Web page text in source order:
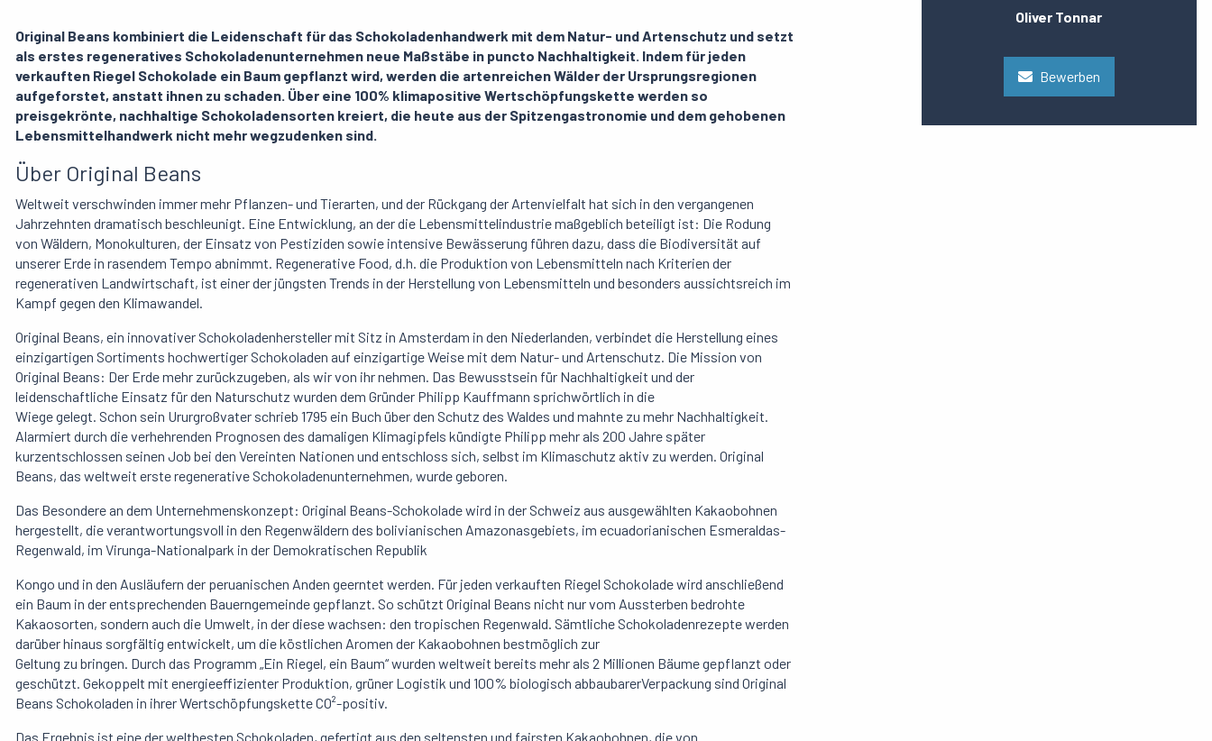
Original Beans kombiniert die Leidenschaft für das Schokoladenhandwerk mit dem Natur- und Artenschutz und setzt
als erstes regeneratives Schokoladenunternehmen neue Maßstäbe in puncto Nachhaltigkeit. Indem für jeden
verkauften Riegel Schokolade ein Baum gepflanzt wird, werden die artenreichen Wälder der Ursprungsregionen
aufgeforstet, anstatt ihnen zu schaden. Über eine 100% klimapositive Wertschöpfungskette werden so
preisgekrönte, nachhaltige Schokoladensorten kreiert, die heute aus der Spitzengastronomie und dem gehobenen
Lebensmittelhandwerk nicht mehr wegzudenken sind.
Über Original Beans
Weltweit verschwinden immer mehr Pflanzen- und Tierarten, und der Rückgang der Artenvielfalt hat sich in den vergangenen
Jahrzehnten dramatisch beschleunigt. Eine Entwicklung, an der die Lebensmittelindustrie maßgeblich beteiligt ist: Die Rodung
von Wäldern, Monokulturen, der Einsatz von Pestiziden sowie intensive Bewässerung führen dazu, dass die Biodiversität auf
unserer Erde in rasendem Tempo abnimmt. Regenerative Food, d.h. die Produktion von Lebensmitteln nach Kriterien der
regenerativen Landwirtschaft, ist einer der jüngsten Trends in der Herstellung von Lebensmitteln und besonders aussichtsreich im
Kampf gegen den Klimawandel.
Original Beans, ein innovativer Schokoladenhersteller mit Sitz in Amsterdam in den Niederlanden, verbindet die Herstellung eines
einzigartigen Sortiments hochwertiger Schokoladen auf einzigartige Weise mit dem Natur- und Artenschutz. Die Mission von
Original Beans: Der Erde mehr zurückzugeben, als wir von ihr nehmen. Das Bewusstsein für Nachhaltigkeit und der
leidenschaftliche Einsatz für den Naturschutz wurden dem Gründer Philipp Kauffmann sprichwörtlich in die
Wiege gelegt. Schon sein Ururgroßvater schrieb 1795 ein Buch über den Schutz des Waldes und mahnte zu mehr Nachhaltigkeit.
Alarmiert durch die verhehrenden Prognosen des damaligen Klimagipfels kündigte Philipp mehr als 200 Jahre später
kurzentschlossen seinen Job bei den Vereinten Nationen und entschloss sich, selbst im Klimaschutz aktiv zu werden. Original
Beans, das weltweit erste regenerative Schokoladenunternehmen, wurde geboren.
Das Besondere an dem Unternehmenskonzept: Original Beans-Schokolade wird in der Schweiz aus ausgewählten Kakaobohnen
hergestellt, die verantwortungsvoll in den Regenwäldern des bolivianischen Amazonasgebiets, im ecuadorianischen Esmeraldas-
Regenwald, im Virunga-Nationalpark in der Demokratischen Republik
Kongo und in den Ausläufern der peruanischen Anden geerntet werden. Für jeden verkauften Riegel Schokolade wird anschließend
ein Baum in der entsprechenden Bauerngemeinde gepflanzt. So schützt Original Beans nicht nur vom Aussterben bedrohte
Kakaosorten, sondern auch die Umwelt, in der diese wachsen: den tropischen Regenwald. Sämtliche Schokoladenrezepte werden
darüber hinaus sorgfältig entwickelt, um die köstlichen Aromen der Kakaobohnen bestmöglich zur
Geltung zu bringen. Durch das Programm „Ein Riegel, ein Baum“ wurden weltweit bereits mehr als 2 Millionen Bäume gepflanzt oder
geschützt. Gekoppelt mit energieeffizienter Produktion, grüner Logistik und 100% biologisch abbaubarerVerpackung sind Original
Beans Schokoladen in ihrer Wertschöpfungskette CO²-positiv.
Das Ergebnis ist eine der weltbesten Schokoladen, gefertigt aus den seltensten und fairsten Kakaobohnen, die von
Oliver Tonnar
Bewerben